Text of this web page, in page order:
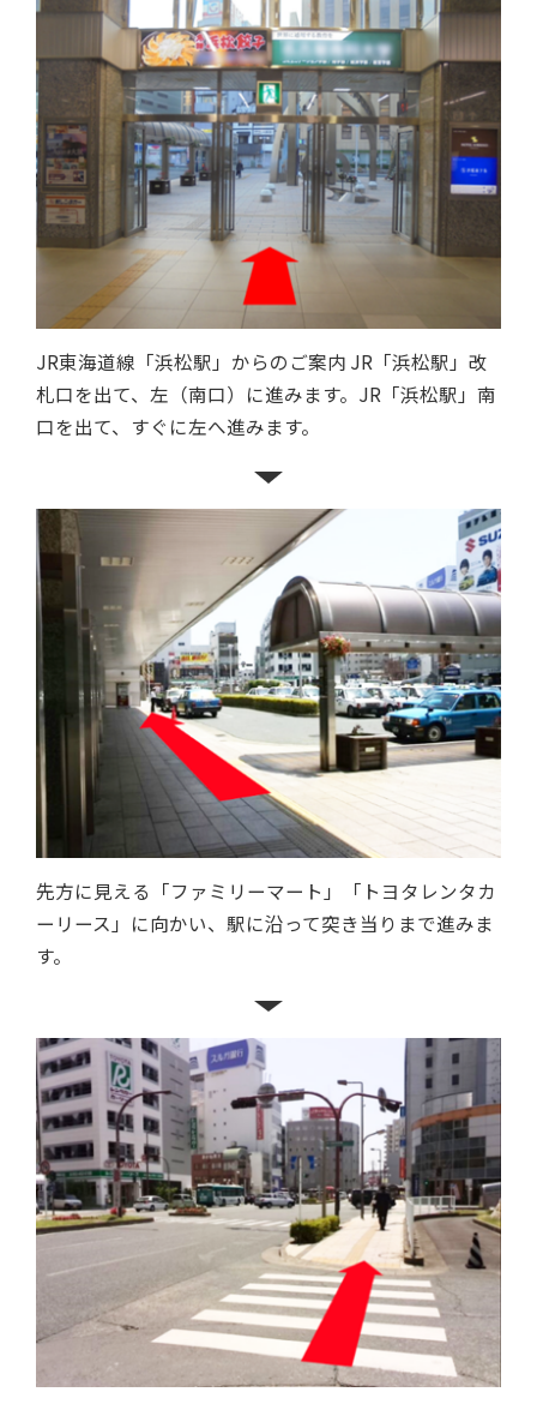
JR東海道線「浜松駅」からのご案内 JR「浜松駅」改
札口を出て、左（南口）に進みます。JR「浜松駅」南
口を出て、すぐに左へ進みます。
先方に見える「ファミリーマート」「トヨタレンタカ
ーリース」に向かい、駅に沿って突き当りまで進みま
す。